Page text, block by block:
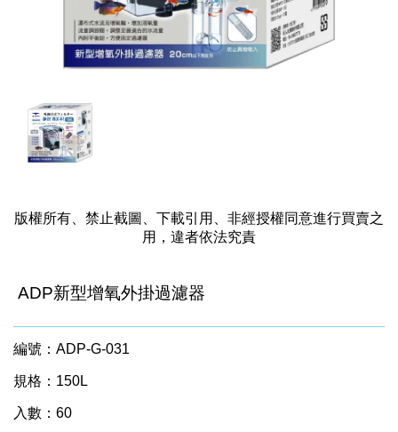
版權所有、禁止截圖、下載引用、非經授權同意進行買賣之
用，違者依法究責
ADP新型增氧外掛過濾器
編號：ADP-G-031
規格：150L
入數：60